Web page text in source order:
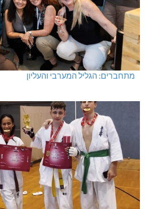
מתחברים: הגליל המערבי והעליון